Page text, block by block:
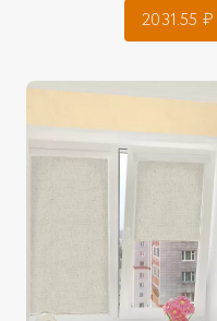
2031.55 ₽